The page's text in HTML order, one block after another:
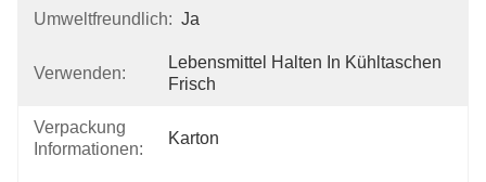
Umweltfreundlich: Ja
Verwenden:
Lebensmittel Halten In Kühltaschen
Frisch
Verpackung
Informationen:
Karton